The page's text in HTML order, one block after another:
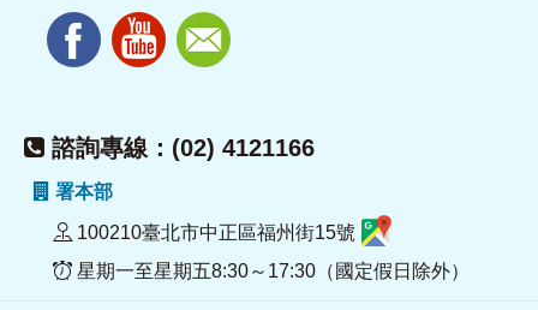
諮詢專線：(02) 4121166
署本部
100210臺北市中正區福州街15號
星期一至星期五8:30～17:30（國定假日除外）